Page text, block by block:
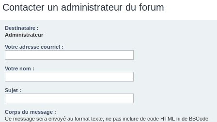
Contacter un administrateur du forum
Destinataire :
Administrateur
Votre adresse courriel :
Votre nom :
Sujet :
Corps du message :
Ce message sera envoyé au format texte, ne pas inclure de code HTML ni de BBCode.